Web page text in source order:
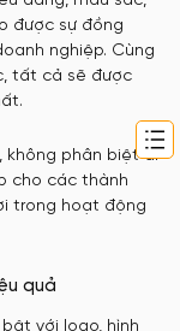
được sự đồng
nghiệp. Cùng
tất cả sẽ được
không phân biệt ai
cho các thành
trong hoạt động
quả
với logo, hình